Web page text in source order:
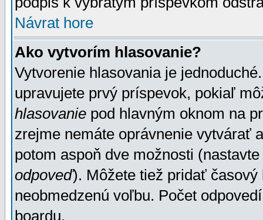
Návrat hore
Ako vytvorím hlasovanie?
Vytvorenie hlasovania je
upravujete prvý príspevok, pokiaľ
hlasovanie pod hlavným oknom na
zrejme nemáte oprávnenie vytvárať
potom aspoň dve možnosti
odpoveď). Môžete tiež pridať
neobmedzenú voľbu. Počet
boardu.